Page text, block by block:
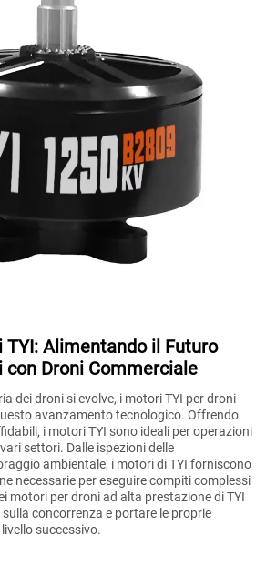
TYI: Alimentando il Futuro
con Droni Commerciale
dei droni si evolve, i motori TYI per droni
avanzamento tecnologico. Offrendo
i motori TYI sono ideali per operazioni
settori. Dalle ispezioni delle
ambientale, i motori di TYI forniscono
necessarie per eseguire compiti complessi
motori per droni ad alta prestazione di TYI
concorrenza e portare le proprie
successivo.